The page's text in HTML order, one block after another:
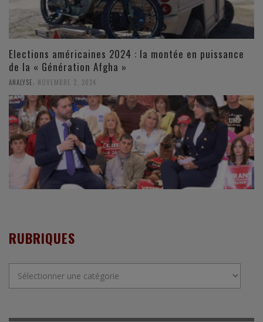
Elections américaines 2024 : la montée en puissance
de la « Génération Afgha »
ANALYSE NOVEMBRE 2, 2024
RUBRIQUES